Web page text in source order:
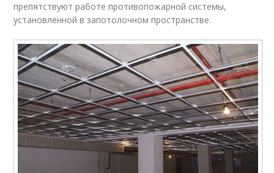
препятствуют работе противопожарной системы,
установленной в запотолочном пространстве.